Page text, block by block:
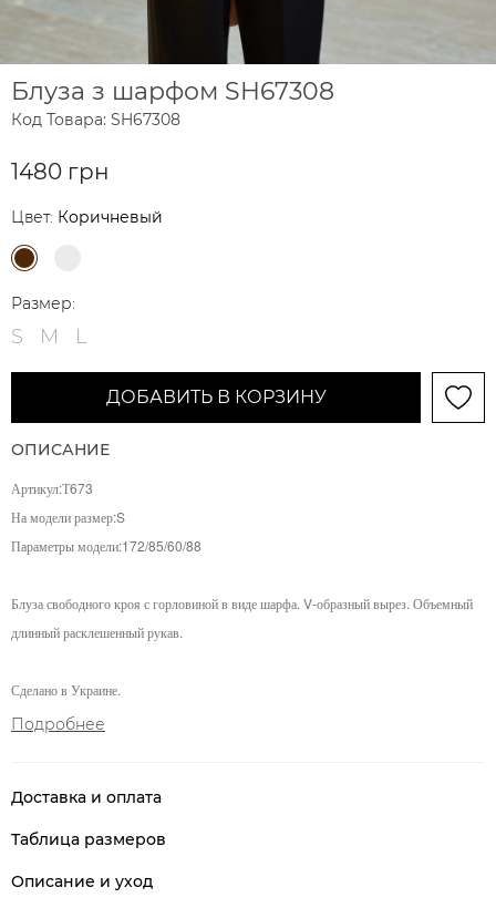
Блуза з шарфом SH67308
Код Товара: SH67308
1480 грн
Цвет: Коричневый
Размер:
S M L
ДОБАВИТЬ В КОРЗИНУ
ОПИСАНИЕ
Артикул:Т673
На модели размер:S
Параметры модели:172/85/60/88
Блуза свободного кроя с горловиной в виде шарфа. V-образный вырез. Объемный
длинный расклешенный рукав.
Сделано в Украине.
Подробнее
Доставка и оплата
Таблица размеров
Описание и уход